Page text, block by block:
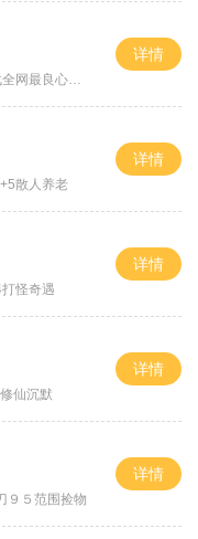
最良心沉默
详情
散人养老
详情
怪奇遇
详情
仙沉默
详情
９５范围捡物
详情